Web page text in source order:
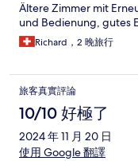
Ältere Zimmer mit
und Bedienung, gutes
Richard，2 晚旅行
旅客真實評論
10/10 好極了
2024 年 11 月 20 日
使用 Google 翻譯